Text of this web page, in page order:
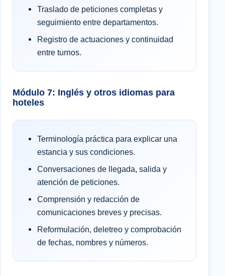
Traslado de peticiones completas y
seguimiento entre departamentos.
Registro de actuaciones y continuidad
entre turnos.
Módulo 7: Inglés y otros idiomas para
hoteles
Terminología práctica para explicar una
estancia y sus condiciones.
Conversaciones de llegada, salida y
atención de peticiones.
Comprensión y redacción de
comunicaciones breves y precisas.
Reformulación, deletreo y comprobación
de fechas, nombres y números.